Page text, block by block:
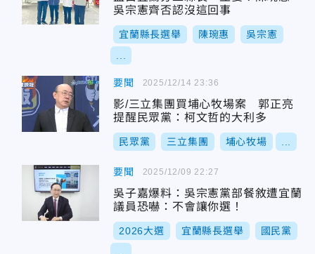
吳宗憲齊否認沒這回事
宜蘭縣長選舉 陳琬惠 吳宗憲
要聞
影/三立集團買埔心牧場案 郭正亮
提醒民眾黨：柯文哲的大利多
民眾黨 三立集團 埔心牧場
2025/12/14 23:36
要聞
吳子嘉爆料：吳宗憲黨部餐敘遭宜蘭
議員恐嚇：不會讓你選！
2026大選 宜蘭縣長選舉 國民黨
2025/12/09 22:27